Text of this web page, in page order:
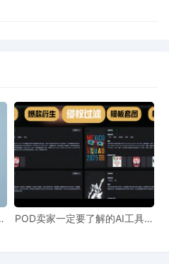
等纺织品类目产品销售业务，
POD卖家一定要了解的AI工具，